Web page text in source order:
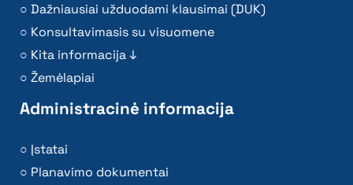
Dažniausiai užduodami klausimai (DUK)
Konsultavimasis su visuomene
Kita informacija ↓
Žemėlapiai
Administracinė informacija
Įstatai
Planavimo dokumentai